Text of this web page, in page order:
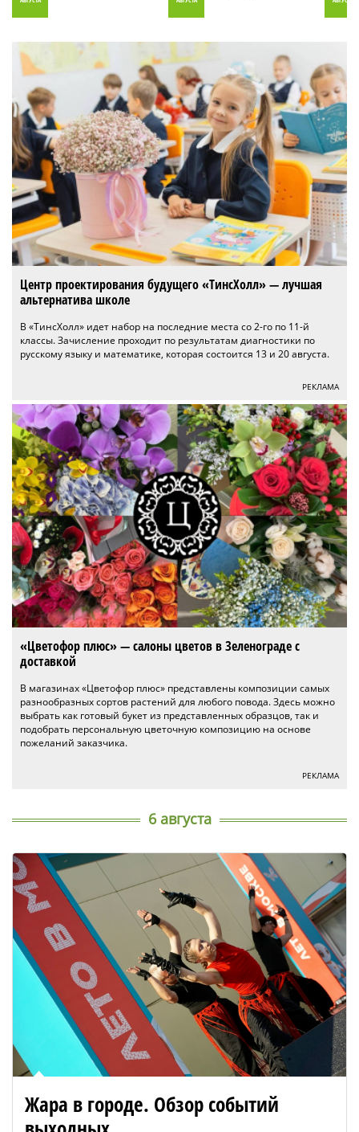
Центр проектирования будущего «ТинсХолл» — лучшая
альтернатива школе
В «ТинсХолл» идет набор на последние места со 2-го по 11-й
классы. Зачисление проходит по результатам диагностики по
русскому языку и математике, которая состоится 13 и 20 августа.
РЕКЛАМА
«Цветофор плюс» — салоны цветов в Зеленограде с
доставкой
В магазинах «Цветофор плюс» представлены композиции самых
разнообразных сортов растений для любого повода. Здесь можно
выбрать как готовый букет из представленных образцов, так и
подобрать персональную цветочную композицию на основе
пожеланий заказчика.
РЕКЛАМА
6 августа
Жара в городе. Обзор событий